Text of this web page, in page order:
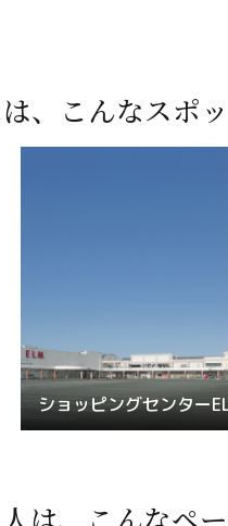
、 こんなスポ
ショッピングセンター